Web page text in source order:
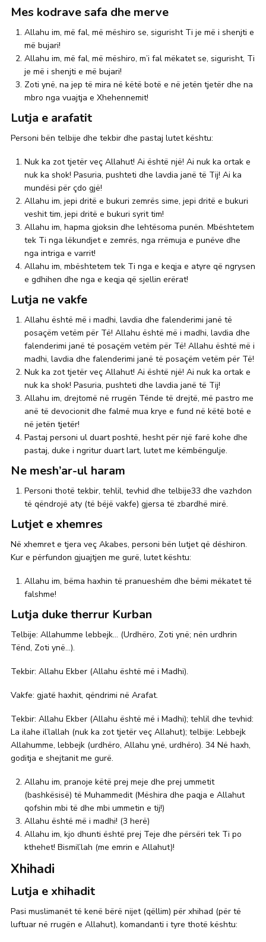
Mes kodrave safa dhe merve
Allahu im, më fal, më mëshiro se, sigurisht Ti je më i shenjti e
më bujari!
Allahu im, më fal, më mëshiro, m’i fal mëkatet se, sigurisht, Ti
je më i shenjti e më bujari!
Zoti ynë, na jep të mira në këtë botë e në jetën tjetër dhe na
mbro nga vuajtja e Xhehennemit!
Lutja e arafatit
Personi bën telbije dhe tekbir dhe pastaj lutet kështu:
Nuk ka zot tjetër veç Allahut! Ai është një! Ai nuk ka ortak e
nuk ka shok! Pasuria, pushteti dhe lavdia janë të Tij! Ai ka
mundësi për çdo gjë!
Allahu im, jepi dritë e bukuri zemrës sime, jepi dritë e bukuri
veshit tim, jepi dritë e bukuri syrit tim!
Allahu im, hapma gjoksin dhe lehtësoma punën. Mbështetem
tek Ti nga lëkundjet e zemrës, nga rrëmuja e punëve dhe
nga intriga e varrit!
Allahu im, mbështetem tek Ti nga e keqja e atyre që ngrysen
e gdhihen dhe nga e keqja që sjellin erërat!
Lutja ne vakfe
Allahu është më i madhi, lavdia dhe falenderimi janë të
posaçëm vetëm për Të! Allahu është më i madhi, lavdia dhe
falenderimi janë të posaçëm vetëm për Të! Allahu është më i
madhi, lavdia dhe falenderimi janë të posaçëm vetëm për Të!
Nuk ka zot tjetër veç Allahut! Ai është një! Ai nuk ka ortak e
nuk ka shok! Pasuria, pushteti dhe lavdia janë të Tij!
Allahu im, drejtomë në rrugën Tënde të drejtë, më pastro me
anë të devocionit dhe falmë mua krye e fund në këtë botë e
në jetën tjetër!
Pastaj personi ul duart poshtë, hesht për një farë kohe dhe
pastaj, duke i ngritur duart lart, lutet me këmbëngulje.
Ne mesh’ar-ul haram
Personi thotë tekbir, tehlil, tevhid dhe telbije33 dhe vazhdon
të qëndrojë aty (të bëjë vakfe) gjersa të zbardhë mirë.
Lutjet e xhemres
Në xhemret e tjera veç Akabes, personi bën lutjet që dëshiron.
Kur e përfundon gjuajtjen me gurë, lutet kështu:
Allahu im, bëma haxhin të pranueshëm dhe bëmi mëkatet të
falshme!
Lutja duke therrur Kurban
Telbije: Allahumme lebbejk… (Urdhëro, Zoti ynë; nën urdhrin
Tënd, Zoti ynë…).
Tekbir: Allahu Ekber (Allahu është më i Madhi).
Vakfe: gjatë haxhit, qëndrimi në Arafat.
Tekbir: Allahu Ekber (Allahu është më i Madhi); tehlil dhe tevhid:
La ilahe il’lallah (nuk ka zot tjetër veç Allahut); telbije: Lebbejk
Allahumme, lebbejk (urdhëro, Allahu ynë, urdhëro). 34 Në haxh,
goditja e shejtanit me gurë.
Allahu im, pranoje këtë prej meje dhe prej ummetit
(bashkësisë) të Muhammedit (Mëshira dhe paqja e Allahut
qofshin mbi të dhe mbi ummetin e tij!)
Allahu është më i madhi! (3 herë)
Allahu im, kjo dhunti është prej Teje dhe përsëri tek Ti po
kthehet! Bismil’lah (me emrin e Allahut)!
Xhihadi
Lutja e xhihadit
Pasi muslimanët të kenë bërë nijet (qëllim) për xhihad (për të
luftuar në rrugën e Allahut), komandanti i tyre thotë kështu: